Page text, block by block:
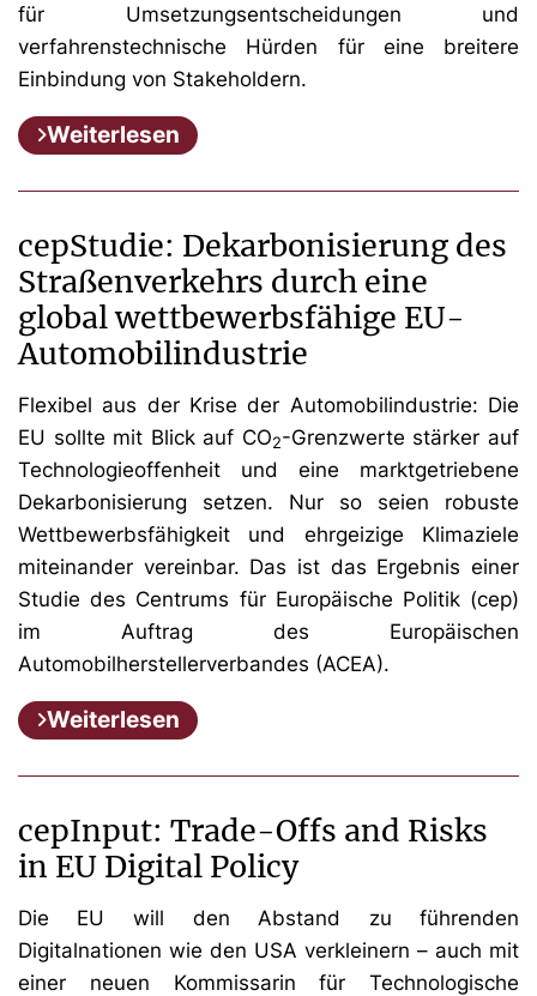
für Umsetzungsentscheidungen und
verfahrenstechnische Hürden für eine breitere
Einbindung von Stakeholdern.
Weiterlesen
cepStudie: Dekarbonisierung des
Straßenverkehrs durch eine
global wettbewerbsfähige EU-
Automobilindustrie
Flexibel aus der Krise der Automobilindustrie: Die
EU sollte mit Blick auf CO2-Grenzwerte stärker auf
Technologieoffenheit und eine marktgetriebene
Dekarbonisierung setzen. Nur so seien robuste
Wettbewerbsfähigkeit und ehrgeizige Klimaziele
miteinander vereinbar. Das ist das Ergebnis einer
Studie des Centrums für Europäische Politik (cep)
im Auftrag des Europäischen
Automobilherstellerverbandes (ACEA).
Weiterlesen
cepInput: Trade-Offs and Risks
in EU Digital Policy
Die EU will den Abstand zu führenden
Digitalnationen wie den USA verkleinern – auch mit
einer neuen Kommissarin für Technologische